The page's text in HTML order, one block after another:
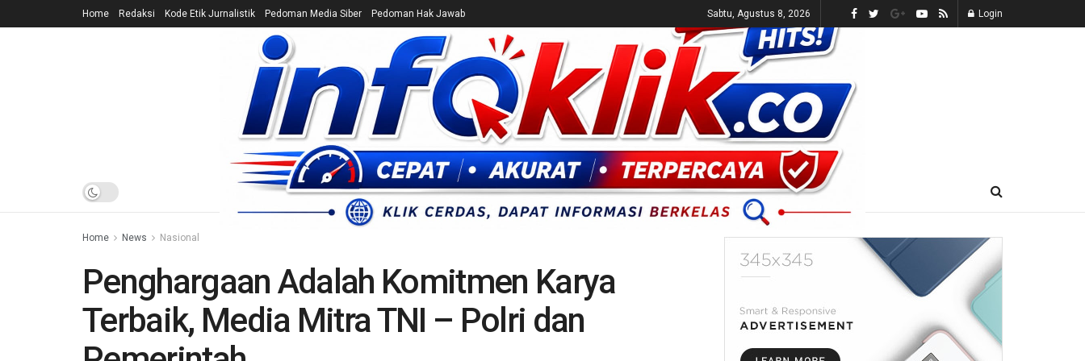
Home Redaksi Kode Etik Jurnalistik Pedoman Media Siber Pedoman Hak Jawab Sabtu, Agustus 8, 2026 Login
HOME NEWS CEK FAKTA ENTERTAINMENT BREAKING NEWS UMUM E-KORAN LIVE TV
Home News Nasional
Penghargaan Adalah Komitmen Karya
Terbaik, Media Mitra TNI – Polri dan